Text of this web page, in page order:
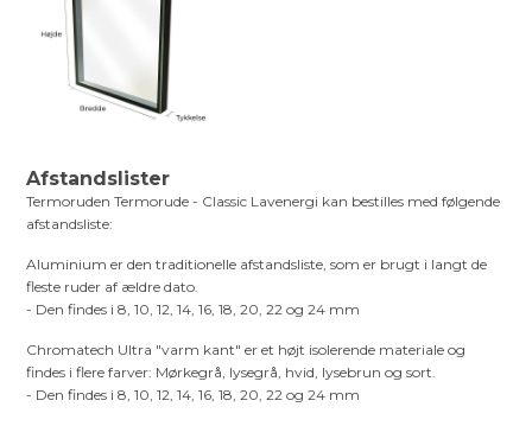
Afstandslister
Termoruden Termorude - Classic Lavenergi kan bestilles med følgende
afstandsliste:
Aluminium er den traditionelle afstandsliste, som er brugt i langt de
fleste ruder af ældre dato.
- Den findes i 8, 10, 12, 14, 16, 18, 20, 22 og 24 mm
Chromatech Ultra "varm kant" er et højt isolerende materiale og
findes i flere farver: Mørkegrå, lysegrå, hvid, lysebrun og sort.
- Den findes i 8, 10, 12, 14, 16, 18, 20, 22 og 24 mm